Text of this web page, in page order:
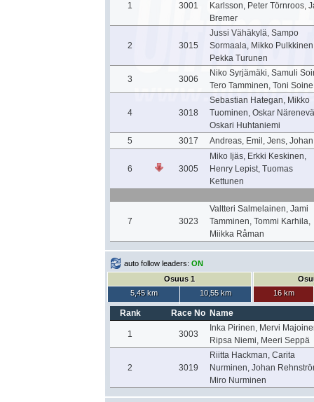
1 3001
Karlsson, Peter Törnroos,
Bremer
2 3015
Jussi Vähäkylä, Sampo
Sormaala, Mikko
Pekka Turunen
3 3006
Niko Syrjämäki, Samuli
Tero Tamminen, Toni Soine
4 3018
Sebastian Hategan, Mikko
Tuominen, Oskar
Oskari Huhtaniemi
5
3017 Andreas, Emil, Jens, Johan
6 3005
Miko Ijäs, Erkki Keskinen,
Henry Lepist, Tuomas
Kettunen
7 3023
Valtteri Salmelainen, Jami
Tamminen, Tommi Karhila,
Miikka Råman
auto follow leaders: ON
Osuus 1
5,45 km
10,55 km
16 km
Rank Race No Name
1 3003
Inka Pirinen, Mervi
Ripsa Niemi, Meeri Seppä
2 3019
Riitta Hackman, Carita
Nurminen, Johan
Miro Nurminen